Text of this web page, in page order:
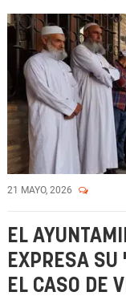
21 MAYO, 2026
EL
EXPRESA
EL CASO DE